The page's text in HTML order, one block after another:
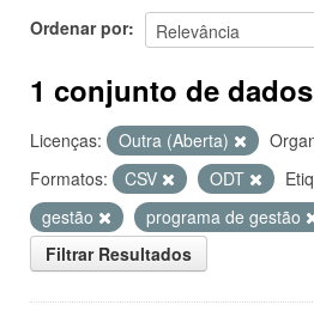
Ordenar por
1 conjunto de
Licenças: Outra (Aberta)
Formatos:
CSV ODT
gestão
programa de gestão
Filtrar Resultados